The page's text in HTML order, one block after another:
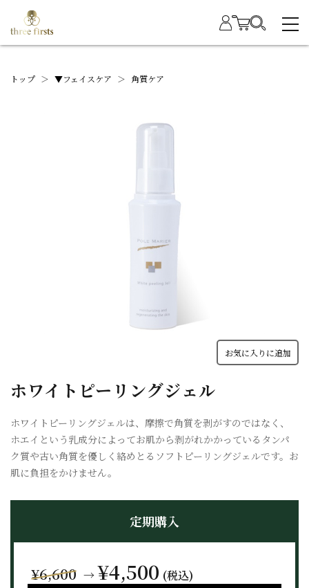
トップ ＞ ▼フェイスケア ＞ 角質ケア
お気に入りに追加
ホワイトピーリングジェル
ホワイトピーリングジェルは、摩擦で角質を剥がすのではなく、
ホエイという乳成分によってお肌から剥がれかかっているタンパ
ク質や古い角質を優しく絡めとるソフトピーリングジェルです。お
肌に負担をかけません。
定期購入
¥6,600 → ¥4,500 (税込)